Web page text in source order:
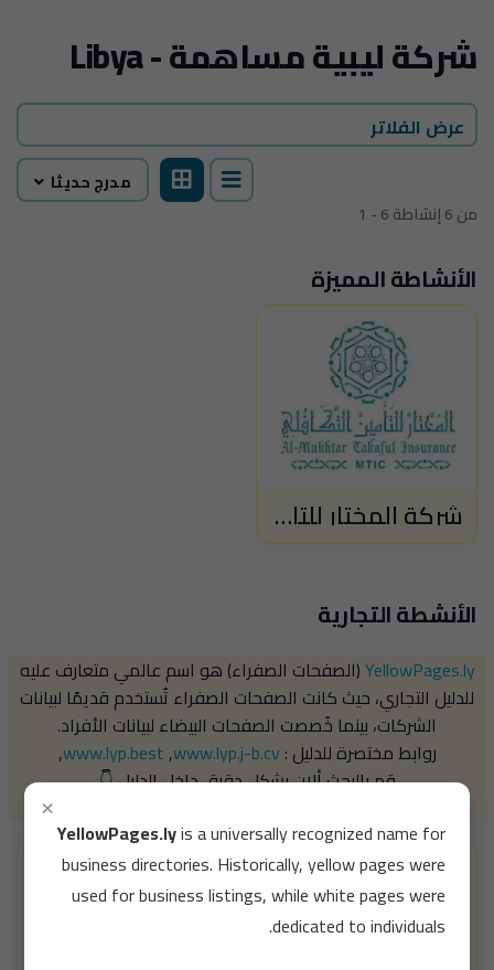
×
YellowPages.lyis a universally recognized name for
business directories. Historically, yellow pages were
used for business listings, while white pages were
dedicated to individuals.
شركة ليبية مساهمة - Libya
1 - 6 من 6 إنشاطة
عرض الفلاتر
مدرج حديثا
الأنشاطة المميزة
شركة المختار للتأمين التكافلي
الأنشطة التجارية
YellowPages.ly(الصفحات الصفراء) هو اسم عالمي متعارف عليه
للدليل التجاري، حيث كانت الصفحات الصفراء تُستخدم قديمًا لبيانات
الشركات، بينما خُصصت الصفحات البيضاء لبيانات الأفراد.
روابط مختصرة للدليل :
www.lyp.best,www.lyp.j-b.cv
,
قم بالبحث ألان بشكل دقيق داخل الدليل 👇